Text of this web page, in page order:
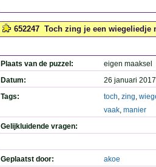
652247 Toch zing je een wiegeliedje
Plaats van de puzzel:
eigen maaksel
Datum:
26 januari
Tags:
toch, zing,
vaak, manier
Gelijkluidende vragen:
Geplaatst door: akoe